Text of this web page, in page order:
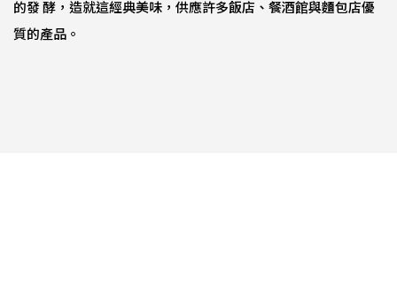
的發 酵，造就這經典美味，供應許多飯店、餐酒館與麵包店優
質的產品。